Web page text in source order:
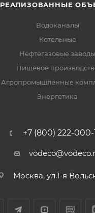
РЕАЛИЗОВАННЫЕ
Водоканалы
Котельные
Нефтегазовые заводы
Пищевое
Агропромышленные
Энергетика
+7 (800) 222-000-
Москва, ул.1-я